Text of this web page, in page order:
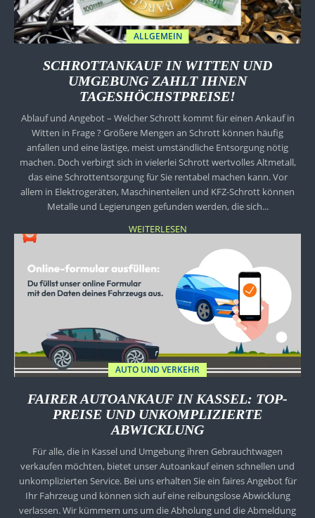
ALLGEMEIN
SCHROTTANKAUF IN WITTEN UND
UMGEBUNG ZAHLT IHNEN
TAGESHÖCHSTPREISE!
Ablauf und Angebot – Welcher Schrott kommt für einen Ankauf in
Witten in Frage ? Größere Mengen an Schrott können häufig
anfallen und eine lästige, meist umständliche Entsorgung nötig
machen. Doch verbirgt sich in vielerlei Schrott wertvolles Altmetall,
das eine Schrottentsorgung für Sie rentabel machen kann. Vor
allem in Elektrogeräten, Maschinenteilen und KFZ-Schrott können
Metalle und Legierungen gefunden werden, die sich...
WEITERLESEN
AUTO UND VERKEHR
FAIRER AUTOANKAUF IN KASSEL: TOP-
PREISE UND UNKOMPLIZIERTE
ABWICKLUNG
Für alle, die in Kassel und Umgebung ihren Gebrauchtwagen
verkaufen möchten, bietet unser Autoankauf einen schnellen und
unkomplizierten Service. Bei uns erhalten Sie ein faires Angebot für
Ihr Fahrzeug und können sich auf eine reibungslose Abwicklung
verlassen. Wir kümmern uns um die Abholung und die Abmeldung